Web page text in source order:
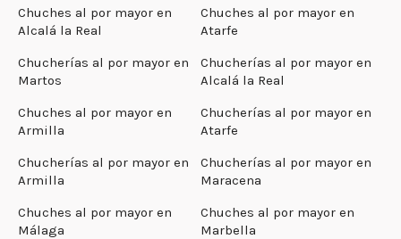
Chuches al por mayor en
Alcalá la Real
Chuches al por mayor en
Atarfe
Chucherías al por mayor en
Martos
Chucherías al por mayor en
Alcalá la Real
Chuches al por mayor en
Armilla
Chucherías al por mayor en
Atarfe
Chucherías al por mayor en
Armilla
Chucherías al por mayor en
Maracena
Chuches al por mayor en
Málaga
Chuches al por mayor en
Marbella